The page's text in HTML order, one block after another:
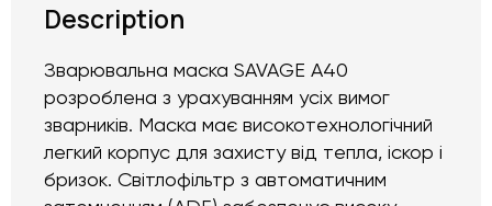
Description
Зварювальна маска SAVAGE A40
розроблена з урахуванням усіх вимог
зварників. Маска має високотехнологічний
легкий корпус для захисту від тепла, іскор і
бризок. Світлофільтр з автоматичним